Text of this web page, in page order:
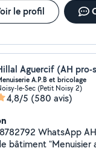
le profil
A.P.B et bricolage
le-Sec (Petit Noisy 2)
4,8/5 (580 avis)
AH pro services 15 ans
aluminium et PVC -